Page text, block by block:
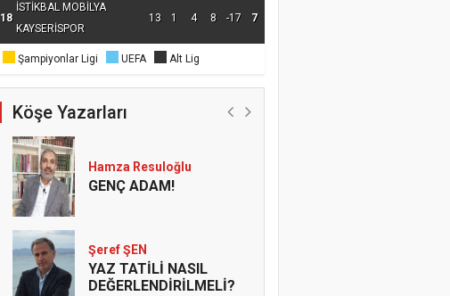
18
İSTİKBAL MOBİLYA
KAYSERİSPOR
13 1 4 8 -17 7
Şampiyonlar Ligi UEFA Alt Lig
Köşe Yazarları
MÛCİZESİ
Hamza Resuloğlu
GENÇ ADAM!
Şeref ŞEN
YAZ TATİLİ NASIL
DEĞERLENDİRİLMELİ?